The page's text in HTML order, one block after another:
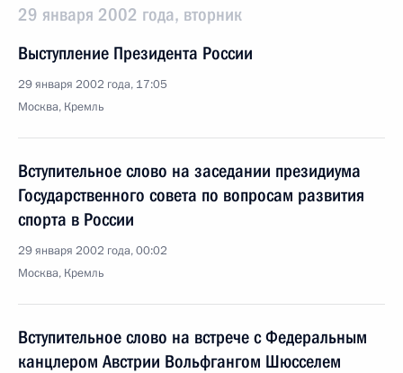
29 января 2002 года, вторник
Выступление Президента России
29 января 2002 года, 17:05
Москва, Кремль
Вступительное слово на заседании президиума
Государственного совета по вопросам развития
спорта в России
29 января 2002 года, 00:02
Москва, Кремль
Вступительное слово на встрече с Федеральным
канцлером Австрии Вольфгангом Шюсселем